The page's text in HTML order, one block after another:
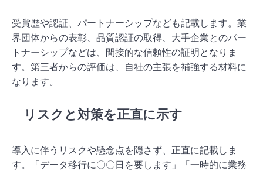
受賞歴や認証、パートナーシップなども記載します。業
界団体からの表彰、品質認証の取得、大手企業とのパー
トナーシップなどは、間接的な信頼性の証明となりま
す。第三者からの評価は、自社の主張を補強する材料に
なります。
リスクと対策を正直に示す
導入に伴うリスクや懸念点を隠さず、正直に記載しま
す。「データ移行に〇〇日を要します」「一時的に業務